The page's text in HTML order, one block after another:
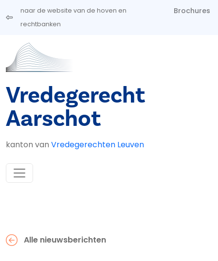
Overslaan en naar de inhoud gaan
naar de website van de hoven en
rechtbanken
Brochures
Vredegerecht
Aarschot
kanton van Vredegerechten Leuven
Alle nieuwsberichten